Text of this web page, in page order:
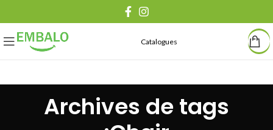
Catalogues
Archives de tags